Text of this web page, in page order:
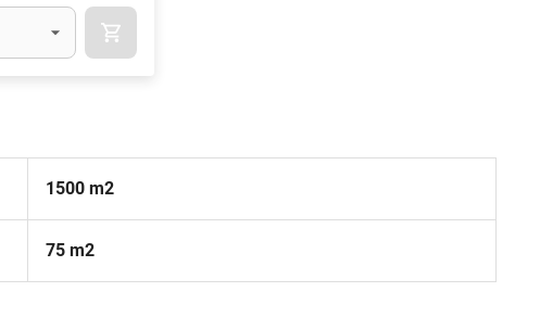
IN WINKELMAND
1500 m2
75 m2